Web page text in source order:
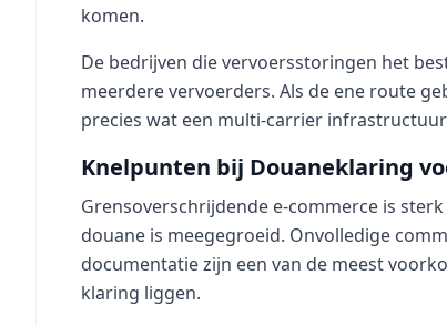
komen.
De bedrijven die vervoersstoringen het
meerdere vervoerders. Als de ene route
precies wat een multi-carrier
Knelpunten bij Douaneklaring
Grensoverschrijdende e-commerce is
douane is meegegroeid. Onvolledige
documentatie zijn een van de meest
klaring liggen.